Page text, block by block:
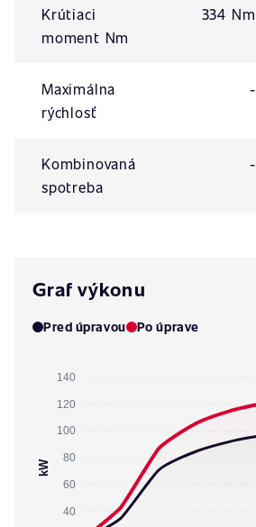
Krútiaci
moment Nm
334 Nm
Maximálna
rýchlosť
-
Kombinovaná
spotreba
-
Graf výkonu
Pred úpravou Po úprave
140
120
100
80
60
40
kW